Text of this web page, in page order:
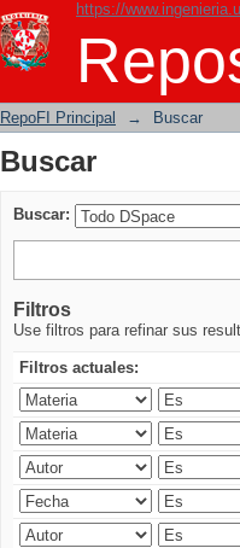
https://
Buscar
RepoFI Principal → Buscar
Buscar
Buscar:
Filtros
Use filtros para refinar sus
Filtros actuales: